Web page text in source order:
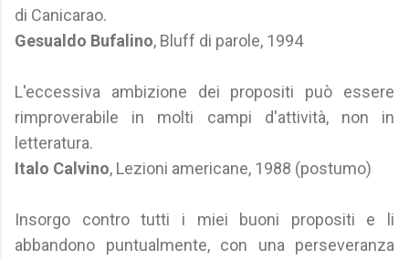
di Canicarao.
Gesualdo Bufalino, Bluff di parole, 1994
L'eccessiva ambizione dei propositi può essere
rimproverabile in molti campi d'attività, non in
letteratura.
Italo Calvino, Lezioni americane, 1988 (postumo)
Insorgo contro tutti i miei buoni propositi e li
abbandono puntualmente, con una perseveranza